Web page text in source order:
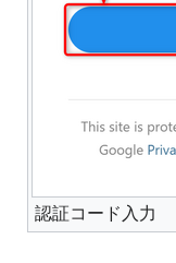
認証コード入力